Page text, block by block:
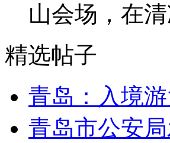
山会场，在
精选帖子
青岛：入境
青岛市公安